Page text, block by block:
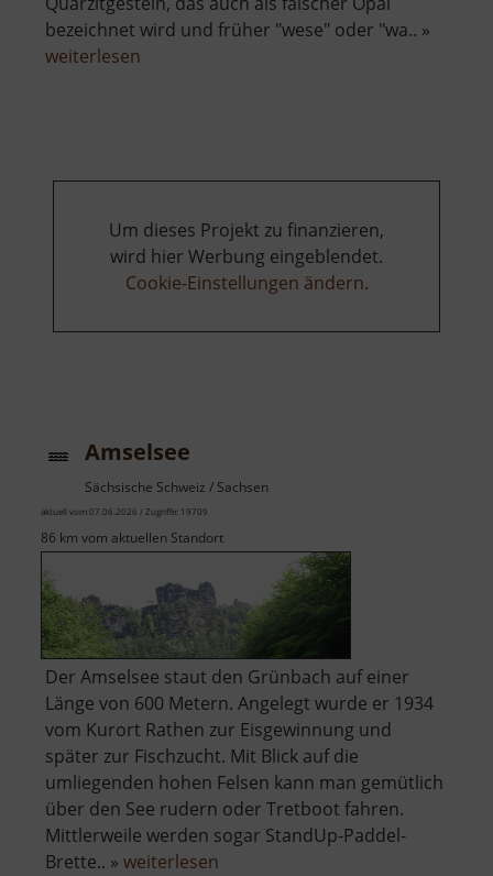
bezeichnet wird und früher "wese" oder "wa.. »
weiterlesen
Um dieses Projekt zu finanzieren,
wird hier Werbung eingeblendet.
Cookie-Einstellungen ändern.
Amselsee
Sächsische Schweiz / Sachsen
aktuell vom 07.06.2026 / Zugriffe: 19709
86 km vom aktuellen Standort
Der Amselsee staut den Grünbach auf einer
Länge von 600 Metern. Angelegt wurde er 1934
vom Kurort Rathen zur Eisgewinnung und
später zur Fischzucht. Mit Blick auf die
umliegenden hohen Felsen kann man gemütlich
über den See rudern oder Tretboot fahren.
Mittlerweile werden sogar StandUp-Paddel-
Brette.. » weiterlesen